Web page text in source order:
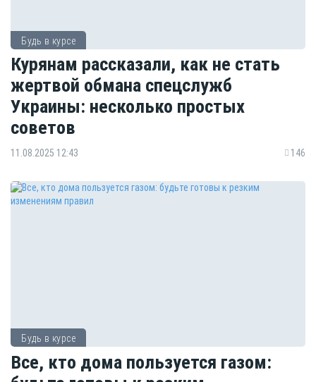
Будь в курсе
Курянам рассказали, как не стать
жертвой обмана спецслужб
Украины: несколько простых
советов
11.08.2025 12:43 146
Будь в курсе
Все, кто дома пользуется газом: